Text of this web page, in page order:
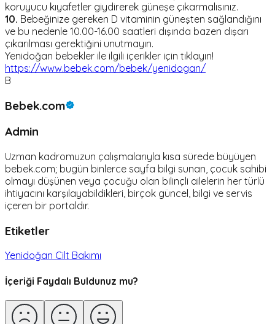
koruyucu kıyafetler giydirerek güneşe çıkarmalısınız.
10. Bebeğinize gereken D vitaminin güneşten sağlandığını
ve bu nedenle 10.00-16.00 saatleri dışında bazen dışarı
çıkarılması gerektiğini unutmayın.
Yenidoğan bebekler ile ilgili içerikler için tıklayın!
https://www.bebek.com/bebek/yenidogan/
B
Bebek.com
Admin
Uzman kadromuzun çalışmalarıyla kısa sürede büyüyen
bebek.com; bugün binlerce sayfa bilgi sunan, çocuk sahibi
olmayı düşünen veya çocuğu olan bilinçli ailelerin her türlü
ihtiyacını karşılayabildikleri, birçok güncel, bilgi ve servis
içeren bir portaldır.
Etiketler
Yenidoğan Cilt Bakımı
İçeriği Faydalı Buldunuz mu?